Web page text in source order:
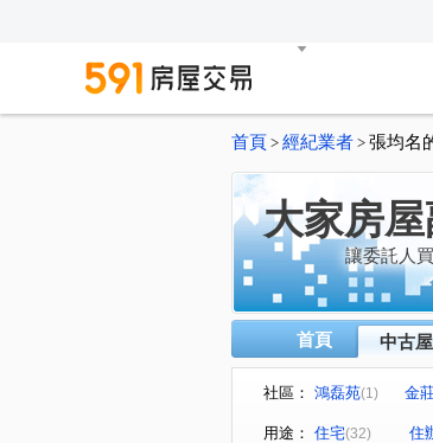
首頁 > 經紀業者 > 張均名
大家房
讓委託人
首頁 中古屋
社區： 鴻磊苑(1) 金
最高峰 世
用途： 住宅(32) 住